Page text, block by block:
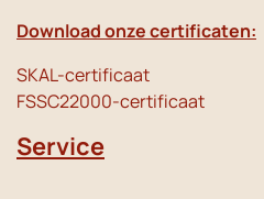
Download onze certificaten:
SKAL-certificaat
FSSC22000-certificaat
Service